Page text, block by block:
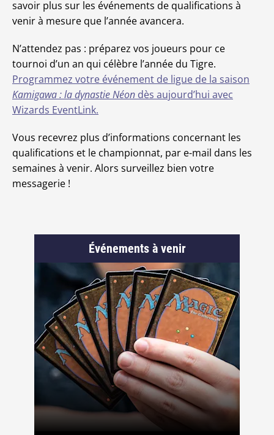
savoir plus sur les événements de qualifications à
venir à mesure que l’année avancera.
N’attendez pas : préparez vos joueurs pour ce
tournoi d’un an qui célèbre l’année du Tigre.
Programmez votre événement de ligue de la saison
Kamigawa : la dynastie Néon dès aujourd’hui avec
Wizards EventLink.
Vous recevrez plus d’informations concernant les
qualifications et le championnat, par e-mail dans les
semaines à venir. Alors surveillez bien votre
messagerie !
Événements à venir